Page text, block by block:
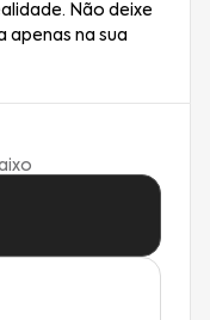
Não deixe
apenas na sua